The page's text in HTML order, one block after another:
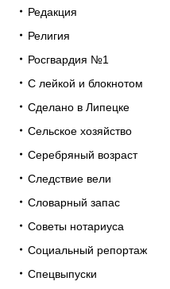
Редакция
Религия
Росгвардия №1
С лейкой и блокнотом
Сделано в Липецке
Сельское хозяйство
Серебряный возраст
Следствие вели
Словарный запас
Советы нотариуса
Социальный репортаж
Спецвыпуски